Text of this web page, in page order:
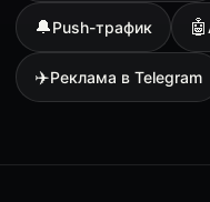
🔔Push-трафик 🤖
✈️Реклама в Telegram